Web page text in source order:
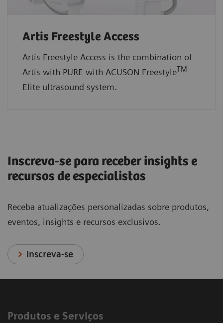
Artis Freestyle Access
Artis Freestyle Access is the combination of
Artis with PURE with ACUSON FreestyleTM
Elite ultrasound system.
Inscreva-se para receber insights e
recursos de especialistas
Receba atualizações personalizadas sobre produtos,
eventos, insights e recursos exclusivos.
Inscreva-se
Produtos e Serviços